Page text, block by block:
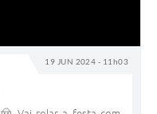
19 JUN 2024 - 11h03